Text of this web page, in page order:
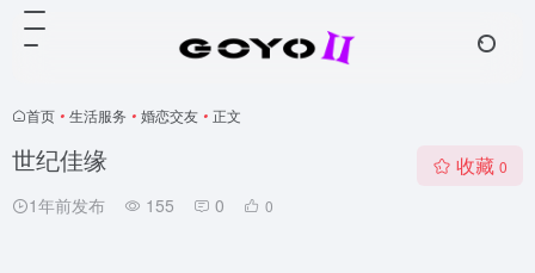
首页 • 生活服务 • 婚恋交友 • 正文
世纪佳缘
1年前发布 155 0 0
收藏 0